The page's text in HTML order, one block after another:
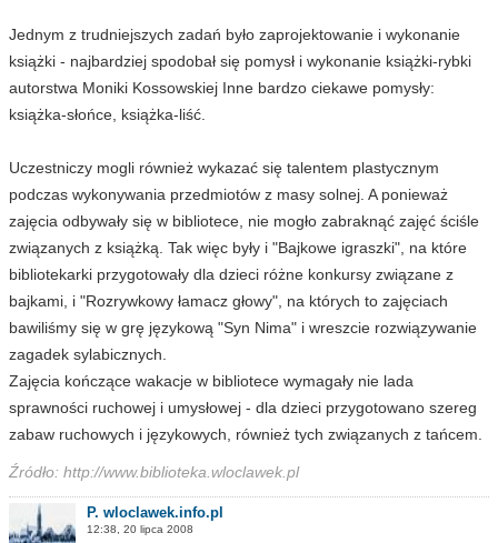
Jednym z trudniejszych zadań było zaprojektowanie i wykonanie
książki - najbardziej spodobał się pomysł i wykonanie książki-rybki
autorstwa Moniki Kossowskiej Inne bardzo ciekawe pomysły:
książka-słońce, książka-liść.
Uczestniczy mogli również wykazać się talentem plastycznym
podczas wykonywania przedmiotów z masy solnej. A ponieważ
zajęcia odbywały się w bibliotece, nie mogło zabraknąć zajęć ściśle
związanych z książką. Tak więc były i "Bajkowe igraszki", na które
bibliotekarki przygotowały dla dzieci różne konkursy związane z
bajkami, i "Rozrywkowy łamacz głowy", na których to zajęciach
bawiliśmy się w grę językową "Syn Nima" i wreszcie rozwiązywanie
zagadek sylabicznych.
Zajęcia kończące wakacje w bibliotece wymagały nie lada
sprawności ruchowej i umysłowej - dla dzieci przygotowano szereg
zabaw ruchowych i językowych, również tych związanych z tańcem.
Źródło: http://www.biblioteka.wloclawek.pl
P. wloclawek.info.pl
12:38, 20 lipca 2008